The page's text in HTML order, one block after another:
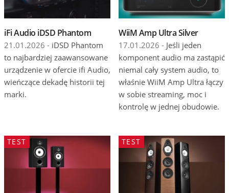
iFi Audio iDSD Phantom
21.01.2026 - iDSD Phantom
to najbardziej zaawansowane
urządzenie w ofercie ifi Audio,
wieńczące dekadę historii tej
marki.
WiiM Amp Ultra Silver
17.01.2026 - Jeśli jeden
komponent audio ma zastąpić
niemal cały system audio, to
właśnie WiiM Amp Ultra łączy
w sobie streaming, moc i
kontrolę w jednej obudowie.
TEST TEST